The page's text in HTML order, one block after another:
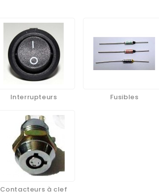
Interrupteurs Fusibles
Contacteurs à clef